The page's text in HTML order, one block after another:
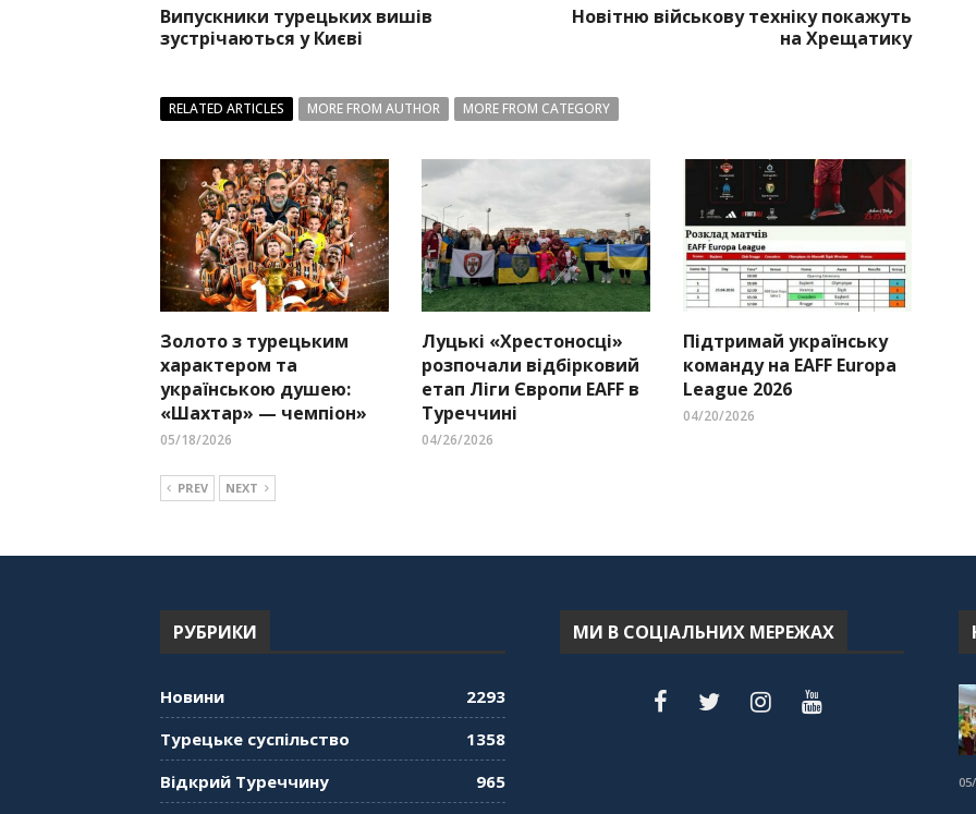
Випускники турецьких вишів
зустрічаються у Києві
Новітню військову техніку покажуть
на Хрещатику
RELATED ARTICLES MORE FROM AUTHOR MORE FROM CATEGORY
Золото з турецьким
характером та
українською душею:
«Шахтар» — чемпіон»
05/18/2026
Луцькі «Хрестоносці»
розпочали відбірковий
етап Ліги Європи EAFF в
Туреччині
04/26/2026
Підтримай українську
команду на EAFF Europa
League 2026
04/20/2026
PREV NEXT
РУБРИКИ
Новини
2293
Турецьке суспільство
1358
Відкрий Туреччину
965
МИ В СОЦІАЛЬНИХ МЕРЕЖАХ